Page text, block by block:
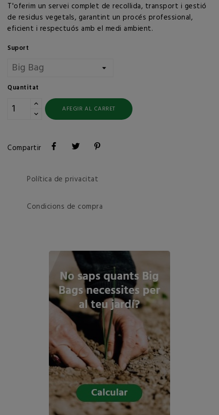
T'oferim un servei complet de recollida, transport i gestió
de residus vegetals, garantint un procés professional,
eficient i respectuós amb el medi ambient.
Suport
Quantitat
AFEGIR AL CARRET
Compartir
Política de privacitat
Condicions de compra